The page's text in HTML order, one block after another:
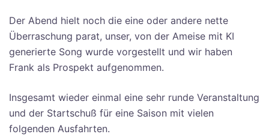
Der Abend hielt noch die eine oder andere nette
Überraschung parat, unser, von der Ameise mit KI
generierte Song wurde vorgestellt und wir haben
Frank als Prospekt aufgenommen.
Insgesamt wieder einmal eine sehr runde Veranstaltung
und der Startschuß für eine Saison mit vielen
folgenden Ausfahrten.